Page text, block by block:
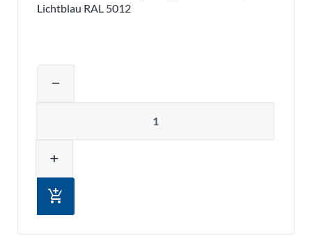
Lichtblau RAL 5012
remove
add
add_shopping_cart